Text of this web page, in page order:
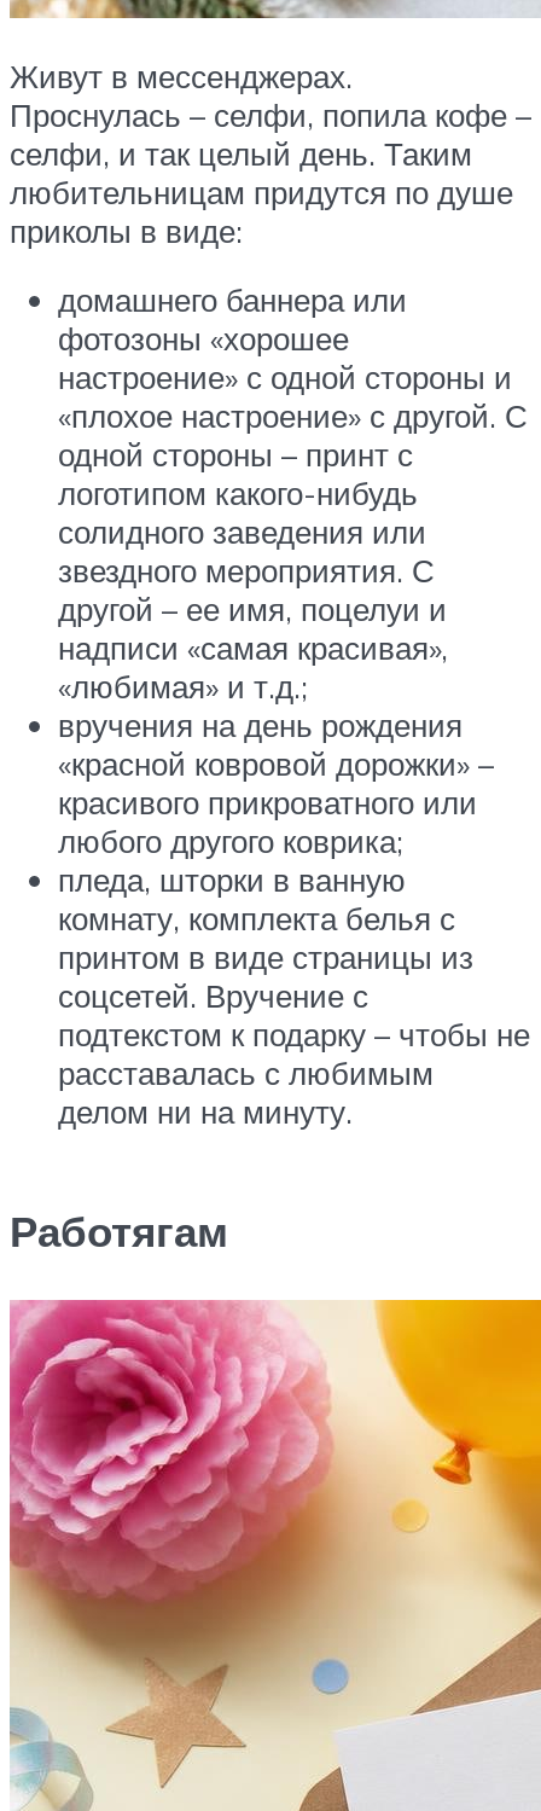
Живут в мессенджерах.
Проснулась – селфи, попила кофе –
селфи, и так целый день. Таким
любительницам придутся по душе
приколы в виде:
домашнего баннера или
фотозоны «хорошее
настроение» с одной стороны и
«плохое настроение» с другой. С
одной стороны – принт с
логотипом какого-нибудь
солидного заведения или
звездного мероприятия. С
другой – ее имя, поцелуи и
надписи «самая красивая»,
«любимая» и т.д.;
вручения на день рождения
«красной ковровой дорожки» –
красивого прикроватного или
любого другого коврика;
пледа, шторки в ванную
комнату, комплекта белья с
принтом в виде страницы из
соцсетей. Вручение с
подтекстом к подарку – чтобы не
расставалась с любимым
делом ни на минуту.
Работягам